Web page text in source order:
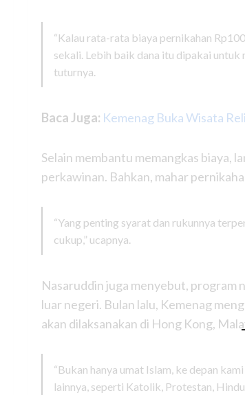
“Kalau rata-rata biaya pernikahan
sekali. Lebih baik dana itu dipakai untuk
tuturnya.
Baca Juga: Kemenag Buka Wisata
Selain membantu memangkas biaya,
perkawinan. Bahkan, mahar
“Yang penting syarat dan rukunnya
cukup,” ucapnya.
Nasaruddin juga menyebut, program
luar negeri. Bulan lalu, Kemenag
akan dilaksanakan di Hong Kong,
“Bukan hanya umat Islam, ke depan
lainnya, seperti Katolik, Protestan,